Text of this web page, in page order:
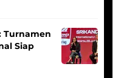
Turnamen
Siap